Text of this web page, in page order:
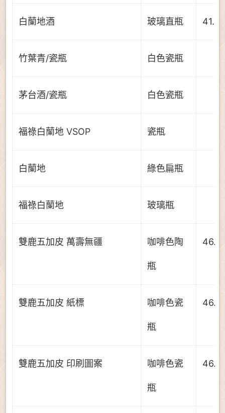
白蘭地酒 玻璃直瓶 41.0
竹葉青/瓷瓶 白色瓷瓶
茅台酒/瓷瓶 白色瓷瓶
福祿白蘭地 VSOP 瓷瓶
白蘭地 綠色扁瓶
福祿白蘭地 玻璃瓶
雙鹿五加皮 萬壽無疆 咖啡色陶
瓶
46.0
雙鹿五加皮 紙標 咖啡色瓷
瓶
46.0
雙鹿五加皮 印刷圖案 咖啡色瓷
瓶
46.0